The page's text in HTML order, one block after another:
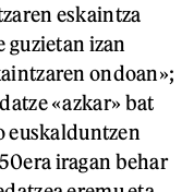
eskaintza
izan
ondoan»;
«azkar» bat
euskalduntzen
iragan behar